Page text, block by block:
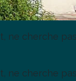
ne cherche
ne cherche